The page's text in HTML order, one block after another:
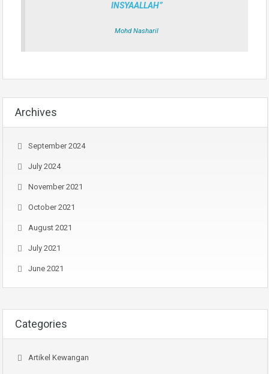
INSYAALLAH”
Mohd Nasharil
Archives
September 2024
July 2024
November 2021
October 2021
August 2021
July 2021
June 2021
Categories
Artikel Kewangan